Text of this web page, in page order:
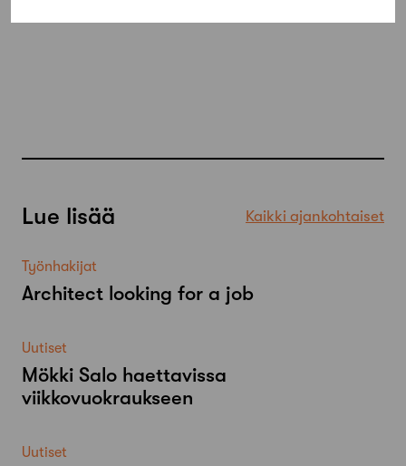
Lue lisää Kaikki ajankohtaiset
Työnhakijat
Architect looking for a job
Uutiset
Mökki Salo haettavissa
viikkovuokraukseen
Uutiset